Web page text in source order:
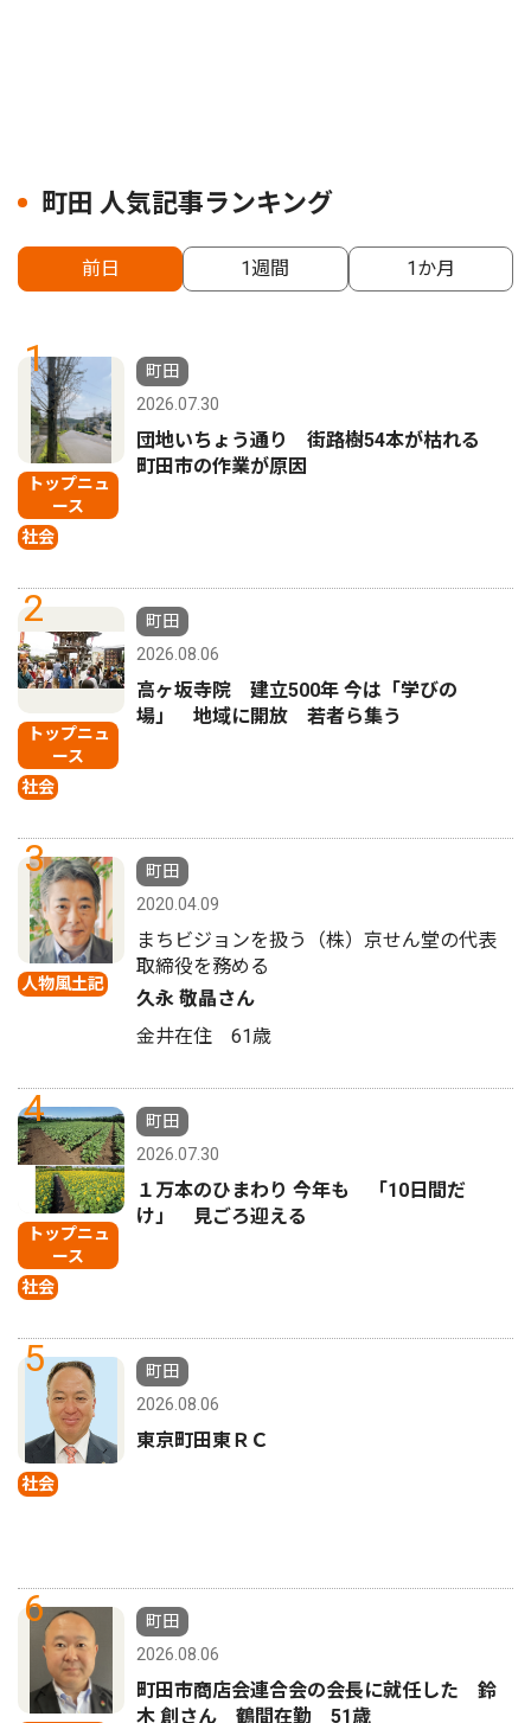
町田 人気記事ランキング
前日 1週間 1か月
1
トップニュ
ース
社会
町田
2026.07.30
団地いちょう通り 街路樹54本が枯れる
町田市の作業が原因
2
トップニュ
ース
社会
町田
2026.08.06
高ヶ坂寺院 建立500年 今は「学びの
場」 地域に開放 若者ら集う
3
人物風土記
町田
2020.04.09
まちビジョンを扱う（株）京せん堂の代表
取締役を務める
久永 敬晶さん
金井在住 61歳
4
トップニュ
ース
社会
町田
2026.07.30
１万本のひまわり 今年も 「10日間だ
け」 見ごろ迎える
5
社会
町田
2026.08.06
東京町田東ＲＣ
6
町田
2026.08.06
町田市商店会連合会の会長に就任した 鈴
木 創さん 鶴間在勤 51歳